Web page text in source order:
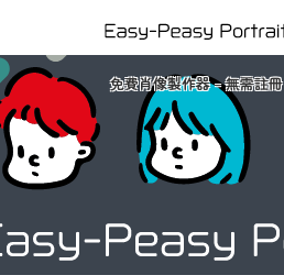
免費肖像製作器 - 無需註冊